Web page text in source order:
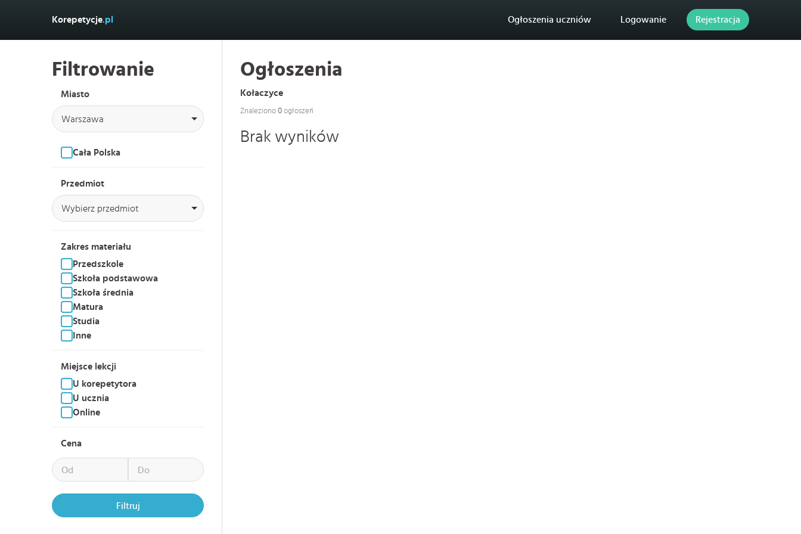
Korepetycje.pl Ogłoszenia uczniów Logowanie Rejestracja
Filtrowanie
Miasto
Warszawa
Cała Polska
Przedmiot
Wybierz przedmiot
Zakres materiału
Przedszkole
Szkoła podstawowa
Szkoła średnia
Matura
Studia
Inne
Miejsce lekcji
U korepetytora
U ucznia
Online
Cena
Filtruj
Ogłoszenia
Kołaczyce
Znaleziono 0 ogłoszeń
Brak wyników